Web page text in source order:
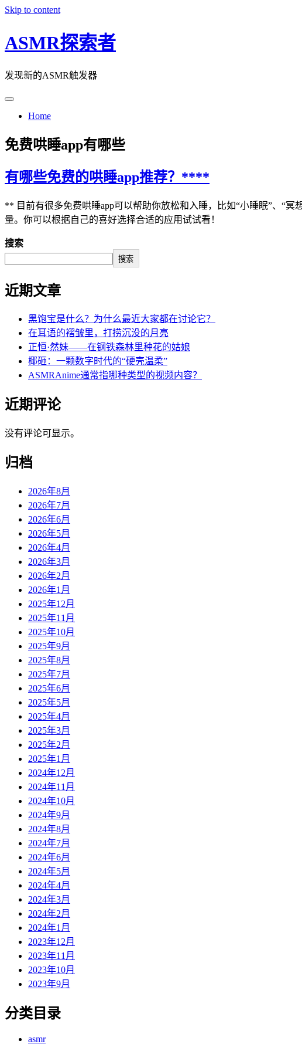
Skip to content
ASMR探索者
发现新的ASMR触发器
Home
免费哄睡app有哪些
有哪些免费的哄睡app推荐？****
** 目前有很多免费哄睡app可以帮助你放松和入睡，比如“小睡眠”、“
量。你可以根据自己的喜好选择合适的应用试试看！
搜索
搜索
近期文章
黑饱宝是什么？为什么最近大家都在讨论它？
在耳语的褶皱里，打捞沉没的月亮
正恒·然妹——在钢铁森林里种花的姑娘
椰砸：一颗数字时代的“硬壳温柔”
ASMRAnime通常指哪种类型的视频内容？
近期评论
没有评论可显示。
归档
2026年8月
2026年7月
2026年6月
2026年5月
2026年4月
2026年3月
2026年2月
2026年1月
2025年12月
2025年11月
2025年10月
2025年9月
2025年8月
2025年7月
2025年6月
2025年5月
2025年4月
2025年3月
2025年2月
2025年1月
2024年12月
2024年11月
2024年10月
2024年9月
2024年8月
2024年7月
2024年6月
2024年5月
2024年4月
2024年3月
2024年2月
2024年1月
2023年12月
2023年11月
2023年10月
2023年9月
分类目录
asmr